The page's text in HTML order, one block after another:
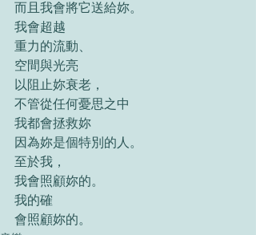
而且我會將它送給妳。
我會超越
重力的流動、
空間與光亮
以阻止妳衰老，
不管從任何憂思之中
我都會拯救妳
因為妳是個特別的人。
至於我，
我會照顧妳的。
我的確
會照顧妳的。